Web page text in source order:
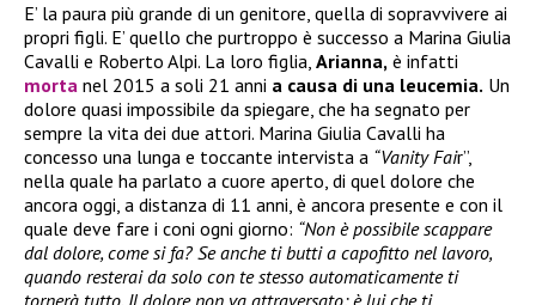
E’ la paura più grande di un genitore, quella di sopravvivere ai
propri figli. E’ quello che purtroppo è successo a Marina Giulia
Cavalli e Roberto Alpi. La loro figlia, Arianna, è infatti
morta nel 2015 a soli 21 anni a causa di una leucemia. Un
dolore quasi impossibile da spiegare, che ha segnato per
sempre la vita dei due attori. Marina Giulia Cavalli ha
concesso una lunga e toccante intervista a “Vanity Fair”,
nella quale ha parlato a cuore aperto, di quel dolore che
ancora oggi, a distanza di 11 anni, è ancora presente e con il
quale deve fare i coni ogni giorno: “Non è possibile scappare
dal dolore, come si fa? Se anche ti butti a capofitto nel lavoro,
quando resterai da solo con te stesso automaticamente ti